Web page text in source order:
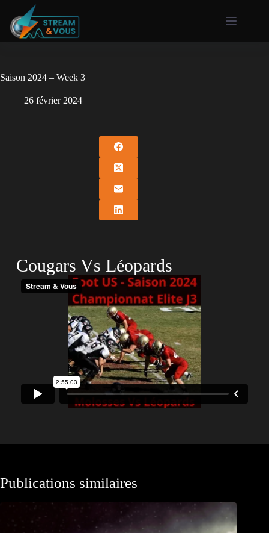
Saison 2024 – Week 3
26 février 2024
Cougars Vs Léopards
Publications similaires